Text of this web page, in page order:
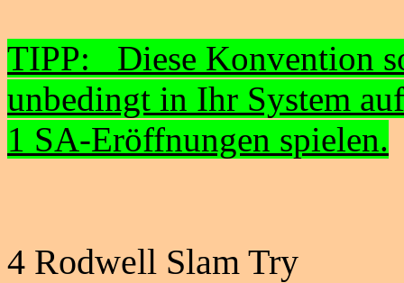
TIPP: Diese Konvention
unbedingt in Ihr System
1 SA-Eröffnungen spielen.
4 Rodwell Slam Try